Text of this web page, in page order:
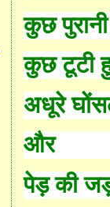
कुछ
कुछ टूटी
अधूरे
और
पेड़ की